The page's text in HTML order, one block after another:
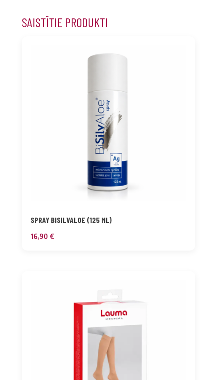
SAISTĪTIE PRODUKTI
SPRAY BISILVALOE (125 ML)
16,90 €